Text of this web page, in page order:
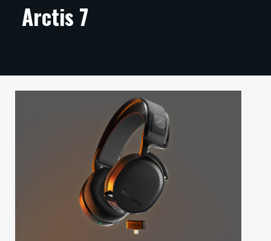
ARTIKKELIT
TECHBBS
Arctis 7